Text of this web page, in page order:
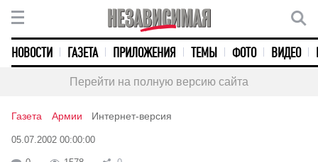
НОВОСТИ ГАЗЕТА ПРИЛОЖЕНИЯ ТЕМЫ ФОТО ВИДЕО
Перейти на полную версию сайта
Газета Армии Интернет-версия
05.07.2002 00:00:00